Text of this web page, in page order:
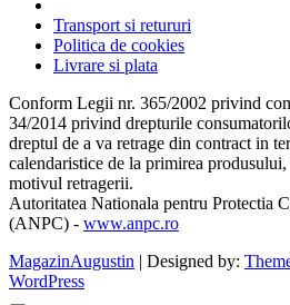
Transport si retururi
Politica de cookies
Livrare si plata
Conform Legii nr. 365/2002 privind
34/2014 privind drepturile
dreptul de a va retrage din contract in
calendaristice de la primirea
motivul retragerii.
Autoritatea Nationala pentru Protectia
(ANPC) - www.anpc.ro
MagazinAugustin | Designed by:
WordPress